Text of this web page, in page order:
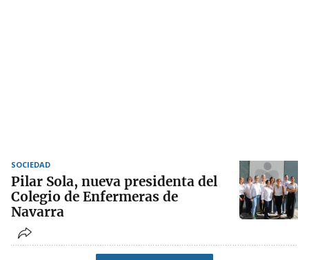
SOCIEDAD
Pilar Sola, nueva presidenta del
Colegio de Enfermeras de
Navarra